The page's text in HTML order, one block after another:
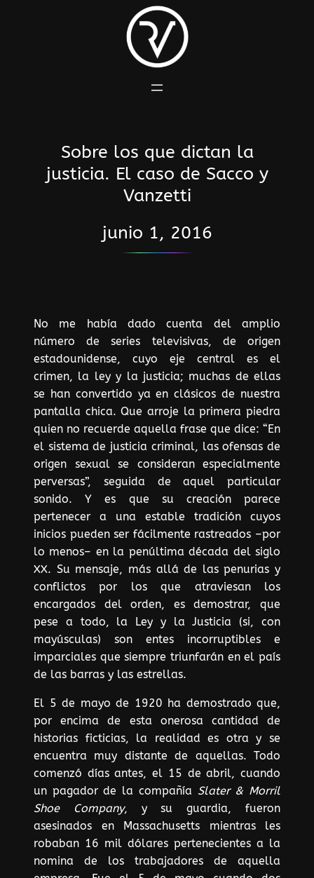
Sobre los que dictan la
justicia. El caso de Sacco y
Vanzetti
junio 1, 2016
No me había dado cuenta del amplio
número de series televisivas, de origen
estadounidense, cuyo eje central es el
crimen, la ley y la justicia; muchas de ellas
se han convertido ya en clásicos de nuestra
pantalla chica. Que arroje la primera piedra
quien no recuerde aquella frase que dice: “En
el sistema de justicia criminal, las ofensas de
origen sexual se consideran especialmente
perversas”, seguida de aquel particular
sonido. Y es que su creación parece
pertenecer a una estable tradición cuyos
inicios pueden ser fácilmente rastreados –por
lo menos– en la penúltima década del siglo
XX. Su mensaje, más allá de las penurias y
conflictos por los que atraviesan los
encargados del orden, es demostrar, que
pese a todo, la Ley y la Justicia (si, con
mayúsculas) son entes incorruptibles e
imparciales que siempre triunfarán en el país
de las barras y las estrellas.
El 5 de mayo de 1920 ha demostrado que,
por encima de esta onerosa cantidad de
historias ficticias, la realidad es otra y se
encuentra muy distante de aquellas. Todo
comenzó días antes, el 15 de abril, cuando
un pagador de la compañía Slater & Morril
Shoe Company, y su guardia, fueron
asesinados en Massachusetts mientras les
robaban 16 mil dólares pertenecientes a la
nomina de los trabajadores de aquella